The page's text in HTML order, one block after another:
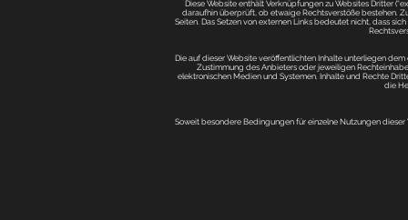
Diese Website enthält Verknüpfungen zu Websites Dritter
daraufhin überprüft, ob etwaige Rechtsverstöße bestehen.
Seiten. Das Setzen von externen Links bedeutet nicht, dass
Die auf dieser Website veröffentlichten Inhalte unterliegen
Zustimmung des Anbieters oder jeweiligen
elektronischen Medien und Systemen. Inhalte und Rechte
die
Soweit besondere Bedingungen für einzelne Nutzungen